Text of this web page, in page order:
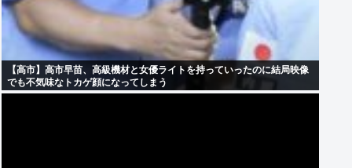
【高市】高市早苗、高級機材と女優ライトを持っていったのに結局映像
でも不気味なトカゲ顔になってしまう